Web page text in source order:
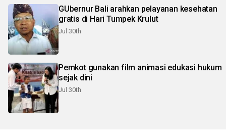
GUbernur Bali arahkan pelayanan kesehatan
gratis di Hari Tumpek Krulut
Jul 30th
Pemkot gunakan film animasi edukasi hukum
sejak dini
Jul 30th